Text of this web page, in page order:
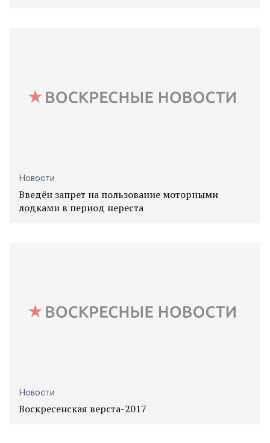
Новости
Введён запрет на пользование моторными
лодками в период нереста
Новости
Воскресенская верста-2017